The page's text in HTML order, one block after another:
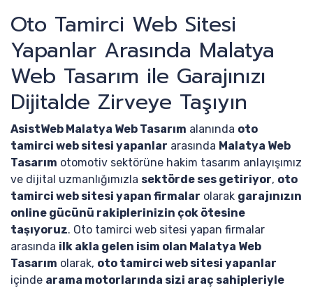
Oto Tamirci Web Sitesi
Yapanlar Arasında Malatya
Web Tasarım ile Garajınızı
Dijitalde Zirveye Taşıyın
AsistWeb Malatya Web Tasarım alanında oto
tamirci web sitesi yapanlar arasında Malatya Web
Tasarım otomotiv sektörüne hakim tasarım anlayışımız
ve dijital uzmanlığımızla sektörde ses getiriyor, oto
tamirci web sitesi yapan firmalar olarak garajınızın
online gücünü rakiplerinizin çok ötesine
taşıyoruz. Oto tamirci web sitesi yapan firmalar
arasında ilk akla gelen isim olan Malatya Web
Tasarım olarak, oto tamirci web sitesi yapanlar
içinde arama motorlarında sizi araç sahipleriyle